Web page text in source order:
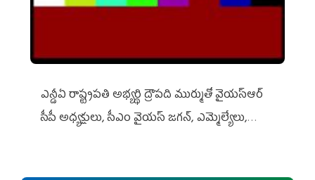
ఎన్డీఏ రాష్ట్ర‌ప‌తి అభ్య‌ర్థి ద్రౌప‌ది ముర్ముతో వైయ‌స్ఆర్
సీపీ అధ్య‌క్షులు, సీఎం వైయ‌స్ జ‌గ‌న్, ఎమ్మెల్యేలు,